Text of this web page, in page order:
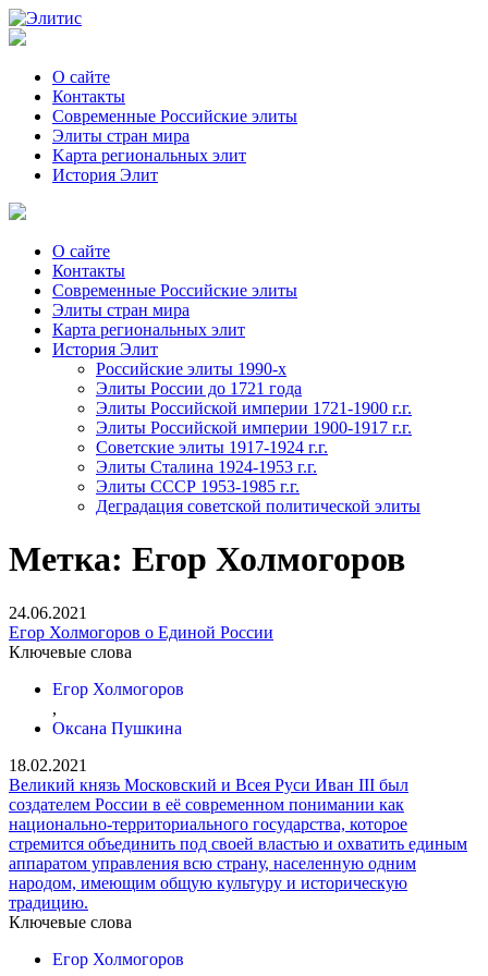
О сайте
Контакты
Современные Российские элиты
Элиты стран мира
Kартa региональных элит
История Элит
О сайте
Контакты
Современные Российские элиты
Элиты стран мира
Картa региональных элит
История Элит
Российские элиты 1990-х
Элиты России до 1721 года
Элиты Российской империи 1721-1900 г.г.
Элиты Российской империи 1900-1917 г.г.
Советские элиты 1917-1924 г.г.
Элиты Сталина 1924-1953 г.г.
Элиты СССР 1953-1985 г.г.
Деградация советской политической элиты
Метка: Егор Холмогоров
24.06.2021
Егор Холмогоров о Единой России
Ключевые слова
Егор Холмогоров
,
Оксана Пушкина
18.02.2021
Великий князь Московский и Всея Руси Иван III был
создателем России в её современном понимании как
национально-территориального государства, которое
стремится объединить под своей властью и охватить единым
аппаратом управления всю страну, населенную одним
народом, имеющим общую культуру и историческую
традицию.
Ключевые слова
Егор Холмогоров